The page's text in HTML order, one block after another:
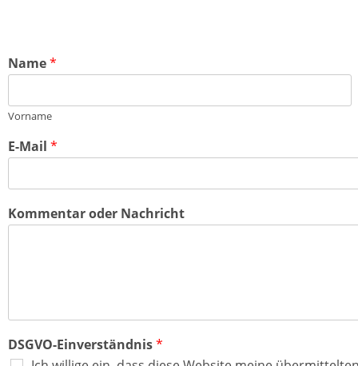
Name*
Vorname
E-Mail *
Kommentar oder Nachricht
DSGVO-Einverständnis*